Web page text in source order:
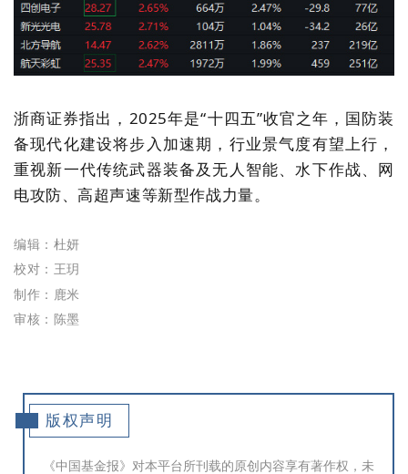
浙商证券指出，2025年是“十四五”收官之年，国防装
备现代化建设将步入加速期，行业景气度有望上行，
重视新一代传统武器装备及无人智能、水下作战、网
电攻防、高超声速等新型作战力量。
编辑：杜妍
校对：王玥
制作：鹿米
审核：陈墨
版权声明
《中国基金报》对本平台所刊载的原创内容享有著作权，未